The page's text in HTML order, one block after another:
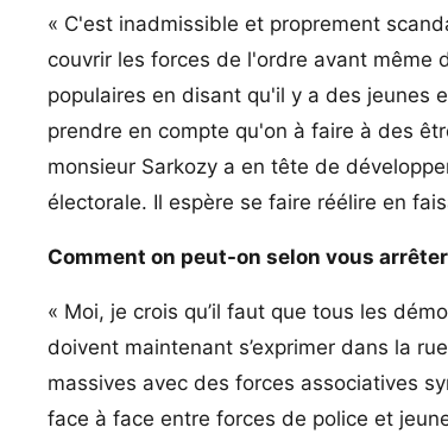
« C'est inadmissible et proprement
couvrir les forces de l'ordre avant même
populaires en disant qu'il y a des jeunes
prendre en compte qu'on à faire à des
monsieur Sarkozy a en tête de
électorale. Il espère se faire réélire en
Comment on peut-on selon vous
« Moi, je crois qu’il faut que tous les
doivent maintenant s’exprimer dans la
massives avec des forces associatives
face à face entre forces de police et